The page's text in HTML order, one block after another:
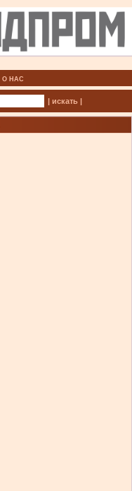
О НАС
| искать |